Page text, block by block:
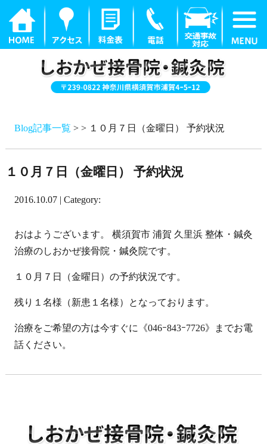
Blog記事一覧 > > １０月７日（金曜日） 予約状況
１０月７日（金曜日） 予約状況
2016.10.07 | Category:
おはようございます。 横須賀市 浦賀 久里浜 整体・鍼灸
治療のしおかぜ接骨院・鍼灸院です。
１０月７日（金曜日）の予約状況です。
残り１名様（新患１名様）となっております。
治療をご希望の方は今すぐに《046ｰ843ｰ7726》までお電
話ください。